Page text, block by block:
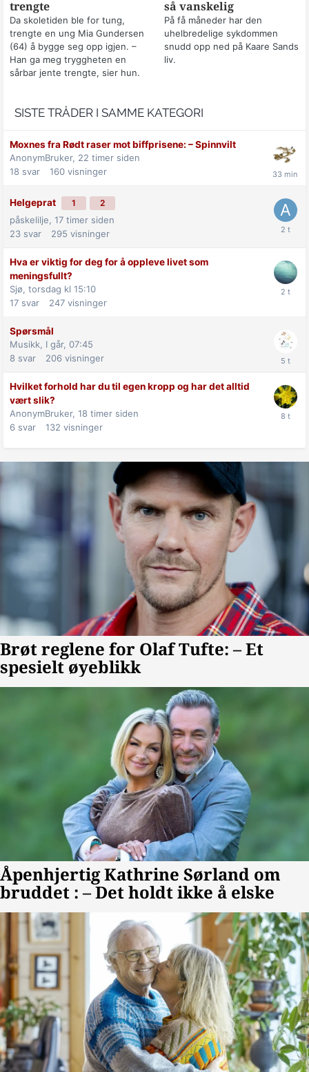
trengte
Da skoletiden ble for tung,
trengte en ung Mia Gundersen
(64) å bygge seg opp igjen. –
Han ga meg tryggheten en
sårbar jente trengte, sier hun.
så vanskelig
På få måneder har den
uhelbredelige sykdommen
snudd opp ned på Kaare Sands
liv.
SISTE TRÅDER I SAMME KATEGORI
Moxnes fra Rødt raser mot biff­prisene: –⁠ Spinnvilt
AnonymBruker, 22 timer siden
18 svar 160 visninger
Helgeprat 1 2
påskelilje, 17 timer siden
23 svar 295 visninger
Hva er viktig for deg for å oppleve livet som
meningsfullt?
Sjø, torsdag kl 15:10
17 svar 247 visninger
Spørsmål
Musikk, I går, 07:45
8 svar 206 visninger
Hvilket forhold har du til egen kropp og har det alltid
vært slik?
AnonymBruker, 18 timer siden
6 svar 132 visninger